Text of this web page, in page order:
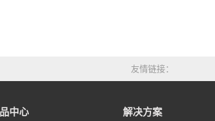
友情链接
中心 解决方案